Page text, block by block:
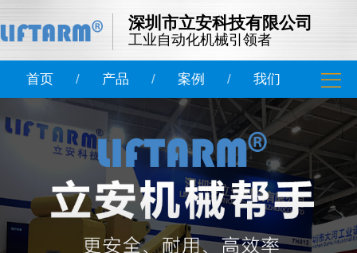
深圳市立安科技有限公司
工业自动化机械引领者
首页 / 产品 / 案例 / 我们